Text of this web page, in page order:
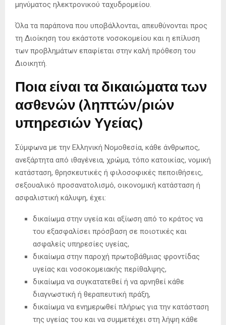
μηνύματος ηλεκτρονικού ταχυδρομείου.
Όλα τα παράπονα που υποβάλλονται, απευθύνονται προς
τη Διοίκηση του εκάστοτε νοσοκομείου και η επίλυση
των προβλημάτων επαφίεται στην καλή πρόθεση του
Διοικητή.
Ποια είναι τα δικαιώματα των
ασθενών (ληπτών/ριών
υπηρεσιών Υγείας)
Σύμφωνα με την Ελληνική Νομοθεσία, κάθε άνθρωπος,
ανεξάρτητα από ιθαγένεια, χρώμα, τόπο κατοικίας, νομική
κατάσταση, θρησκευτικές ή φιλοσοφικές πεποιθήσεις,
σεξουαλικό προσανατολισμό, οικονομική κατάσταση ή
ασφαλιστική κάλυψη, έχει:
δικαίωμα στην υγεία και αξίωση από το κράτος να
του εξασφαλίσει πρόσβαση σε ποιοτικές και
ασφαλείς υπηρεσίες υγείας,
δικαίωμα στην παροχή πρωτοβάθμιας φροντίδας
υγείας και νοσοκομειακής περίθαλψης,
δικαίωμα να συγκατατεθεί ή να αρνηθεί κάθε
διαγνωστική ή θεραπευτική πράξη,
δικαίωμα να ενημερωθεί πλήρως για την κατάσταση
της υγείας του και να συμμετέχει στη λήψη κάθε